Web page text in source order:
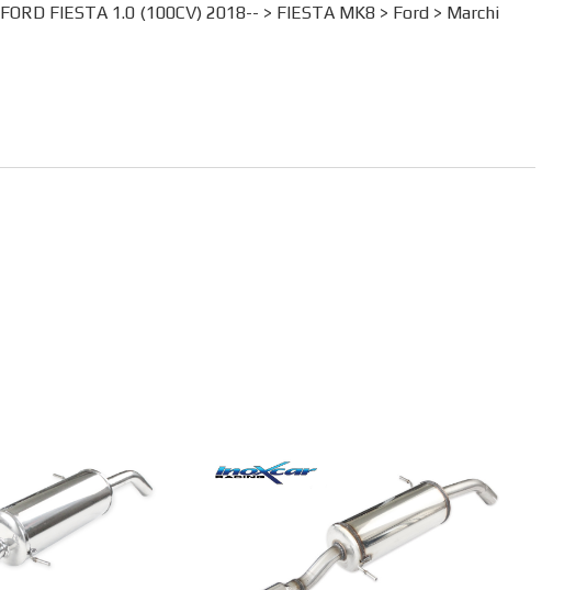
FORD FIESTA 1.0 (100CV) 2018-- > FIESTA MK8> Ford> Marchi